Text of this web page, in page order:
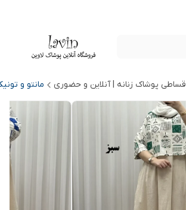
پوشاک زنانه | آنلاین و حضوری مانتو و